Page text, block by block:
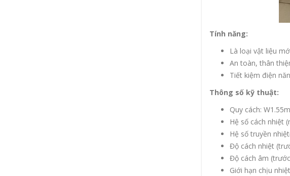
Tính năng:
Là loại vật liệu
An toàn, thân
Tiết kiệm điện
Thông số kỹ thuật:
Quy cách:
Hệ số cách nhiệt
Hệ số truyền
Độ cách nhiệt
Độ cách âm
Giới hạn chịu